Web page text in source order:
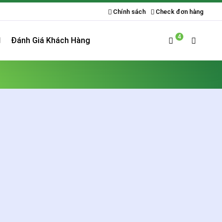
Chính sách Check đơn hàng
Đánh Giá Khách Hàng 4